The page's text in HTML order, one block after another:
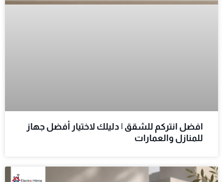
افضل انتركم للشقق | دليلك لاختيار أفضل جهاز
للمنازل والعمارات